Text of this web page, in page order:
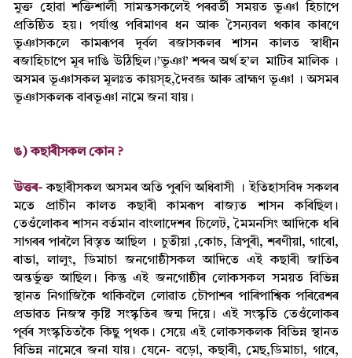
মুক্ত হোৱা শক্তিশালী সামন্তসকলেই পৰৱৰ্তী সময়ত ভূঞা হিচাপে
প্ৰতিষ্ঠিত হয়। পৰ্যাপ্ত পৰিমাণৰ ধন আৰু সৈন্যবল থকাৰ কাৰণে
ভূঞাসকলে কামৰূপৰ দূৰ্বল ৰজাসকলৰ শাসন কালত স্বাধীন
ৰজাহিচাপে মূৰ দাঙি উঠিছিল।’ভূঞা’ শব্দৰ অৰ্থ হ’ল মাটিৰ মালিক ।
অসমৰ ভূঞাসকল মূলঃত কায়স্হ,দৈবজ্ঞ আৰু ব্ৰাহ্মণ ভূঞা । অসমৰ
ভূঞাসকলক বাৰভূঞা নামে জনা যায়।
ঙ) কছাৰীসকল কোন ?
উত্তৰ-কছাৰীসকল অসমৰ অতি পুৰণি অধিবাসী । ইতিহাসবিদ সকলৰ
মতে প্ৰাচীন কালত কছাৰী কামৰূপ ৰাজ্যত শাসন কৰিছিল।
তেওঁলোকৰ শাসন বৰ্তমান বাংলাদেশৰ চিলেট, মৈমনসিং আদিকে ধৰি
সাগৰৰ পাৰলৈ বিস্তৃত আছিল । চুতীয়া ,কোচ, ত্ৰিপুৰী, শৰণীয়া, গাৰো,
ৰাভা, লালুং, ডিমাচা জনগোষ্ঠীসকল আদিতে এই কছাৰী জাতিৰ
অন্তৰ্ভুক্ত আছিল। কিন্তু এই জনগোষ্ঠীৰ লোকসকল সময়ত বিভিন্ন
স্থানত নিগাজিকৈ থাকিবলৈ লোৱাত চৌপাশৰ পাৰিপাশ্বিক পৰিৱেশৰ
প্ৰভাৱত নিজস্ব কৃষ্টি সংস্কৃতিৰ জন্ম দিয়ে। এই সংস্কৃতি তেওঁলোকৰ
পূৰ্বৰ সংস্কৃতিতকৈ কিছু পৃথক। সেয়ে এই লোকসকলক বিভিন্ন স্থানত
বিভিন্ন নামেৰে জনা যায়। যেনে- বড়ো, কছাৰী, মেছ,ডিমাচা, গাৰে,